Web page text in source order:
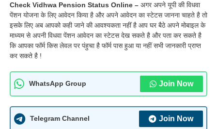
Check Vidhwa Pension Status Online – अगर अपने यूपी की विधवा
पेंशन योजना के लिए आवेदन किया है और अपने आवेदन का स्टेटस जानना चाहते है तो
इसके लिए अब आपको कही जाने की आवश्यकता नहीं है आप घर बैठे अपने मोबाइल के
माध्यम से अपनी विधवा पेंशन आवेदन का स्टेटस देख सकते है और पता कर सकते है
कि आपका फॉर्म किस लेवल पर पंहुचा है फॉर्म पास हुआ या नहीं सभी जानकारी प्राप्त
कर सकते है !
WhatsApp Group Join Now
Telegram Channel Join Now